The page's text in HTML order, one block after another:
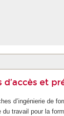
et
d’ingénierie de
du travail pour la